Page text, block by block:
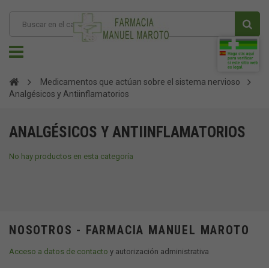
Medicamentos que actúan sobre el sistema nervioso
Analgésicos y Antiinflamatorios
ANALGÉSICOS Y ANTIINFLAMATORIOS
No hay productos en esta categoría
NOSOTROS - FARMACIA MANUEL MAROTO
Acceso a datos de contacto y autorización administrativa